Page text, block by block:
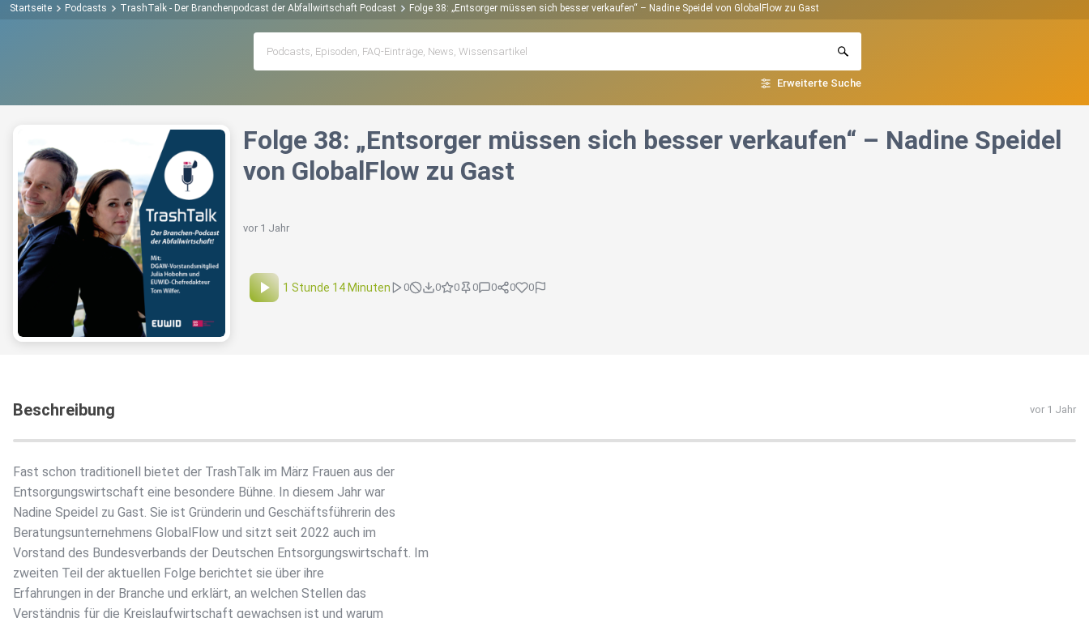
Startseite Podcasts TrashTalk - Der Branchenpodcast der Abfallwirtschaft Podcast Folge 38: „Entsorger müssen sich besser verkaufen“ – Nadine Speidel von GlobalFlow zu Gast
Erweiterte Suche
Folge 38: „Entsorger müssen sich besser verkaufen“ – Nadine Speidel
von GlobalFlow zu Gast
vor 1 Jahr
1 Stunde 14 Minuten 0 0 0 0 0 0 0
Beschreibung vor 1 Jahr
Fast schon traditionell bietet der TrashTalk im März Frauen aus der
Entsorgungswirtschaft eine besondere Bühne. In diesem Jahr war
Nadine Speidel zu Gast. Sie ist Gründerin und Geschäftsführerin des
Beratungsunternehmens GlobalFlow und sitzt seit 2022 auch im
Vorstand des Bundesverbands der Deutschen Entsorgungswirtschaft. Im
zweiten Teil der aktuellen Folge berichtet sie über ihre
Erfahrungen in der Branche und erklärt, an welchen Stellen das
Verständnis für die Kreislaufwirtschaft gewachsen ist und warum